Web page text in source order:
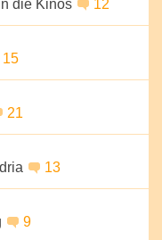
die Kinos
12
15
21
13
9